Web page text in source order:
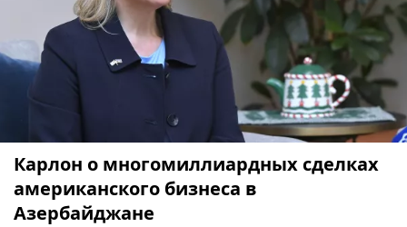
Карлон о многомиллиардных сделках
американского бизнеса в
Азербайджане